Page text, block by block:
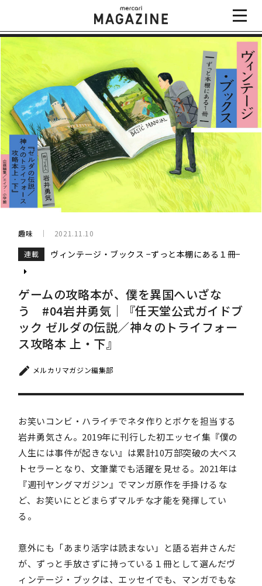
趣味 2021.11.10
連載 ヴィンテージ・ブックス −ずっと本棚にある１冊−
ゲームの攻略本が、僕を異国へいざな
う #04岩井勇気｜『任天堂公式ガイドブ
ック ゼルダの伝説／神々のトライフォー
ス攻略本 上・下』
メルカリマガジン編集部
お笑いコンビ・ハライチでネタ作りとボケを担当する
岩井勇気さん。2019年に刊行した初エッセイ集『僕の
人生には事件が起きない』は累計10万部突破の大ベス
トセラーとなり、文筆業でも活躍を見せる。2021年は
『週刊ヤングマガジン』でマンガ原作を手掛けるな
ど、お笑いにとどまらずマルチな才能を発揮してい
る。
意外にも「あまり活字は読まない」と語る岩井さんだ
が、ずっと手放さずに持っている１冊として選んだヴ
ィンテージ・ブックは、エッセイでも、マンガでもな